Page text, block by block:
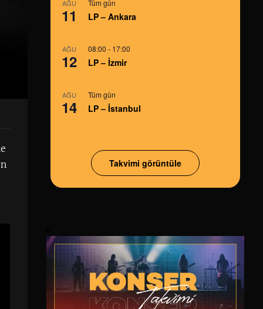
AĞU
11
Tüm gün
LP – Ankara
AĞU
12
08:00 - 17:00
LP – İzmir
AĞU
14
Tüm gün
LP – İstanbul
Takvimi görüntüle